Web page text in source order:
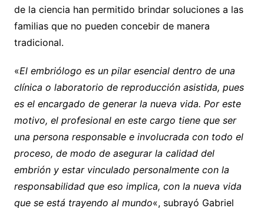
de la ciencia han permitido brindar soluciones a las
familias que no pueden concebir de manera
tradicional.
«El embriólogo es un pilar esencial dentro de una
clínica o laboratorio de reproducción asistida, pues
es el encargado de generar la nueva vida. Por este
motivo, el profesional en este cargo tiene que ser
una persona responsable e involucrada con todo el
proceso, de modo de asegurar la calidad del
embrión y estar vinculado personalmente con la
responsabilidad que eso implica, con la nueva vida
que se está trayendo al mundo«, subrayó Gabriel